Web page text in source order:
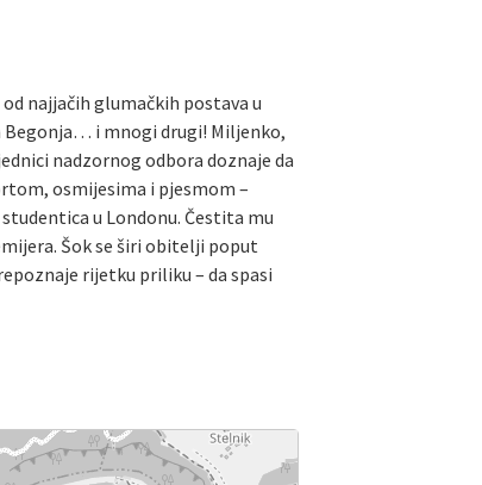
najjačih glumačkih postava u
Begonja… i mnogi drugi! Miljenko,
nadzornog odbora doznaje da
osmijesima i pjesmom –
u Londonu. Čestita mu
Šok se širi obitelji poput
rijetku priliku – da spasi